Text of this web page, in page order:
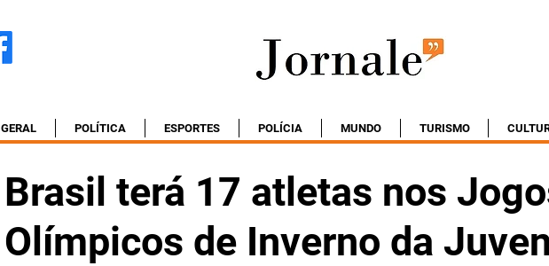
GERAL POLÍTICA ESPORTES POLÍCIA MUNDO TURISMO
Brasil terá 17 atletas nos
Olímpicos de Inverno da